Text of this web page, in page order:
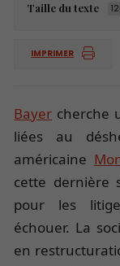
Taille du texte
IMPRIMER
Bayer cherche
liées au
américaine
cette dernière
pour les
échouer. La
en